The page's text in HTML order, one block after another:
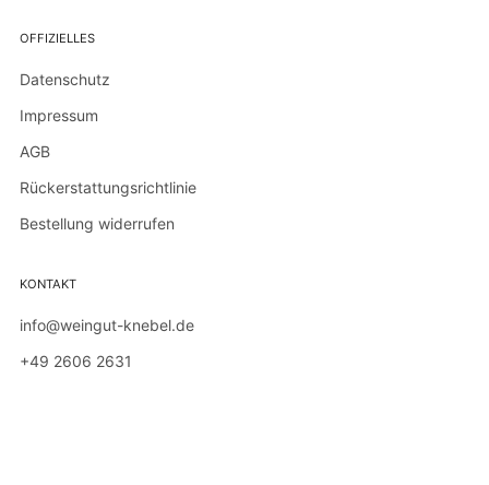
OFFIZIELLES
Datenschutz
Impressum
AGB
Rückerstattungsrichtlinie
Bestellung widerrufen
KONTAKT
info@weingut-knebel.de
+49 2606 2631